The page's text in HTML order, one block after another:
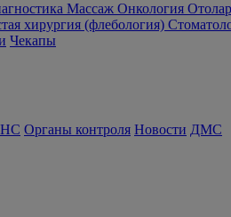
Массаж Онкология
хирургия (флебология)
Чекапы
Органы контроля Новости ДМС